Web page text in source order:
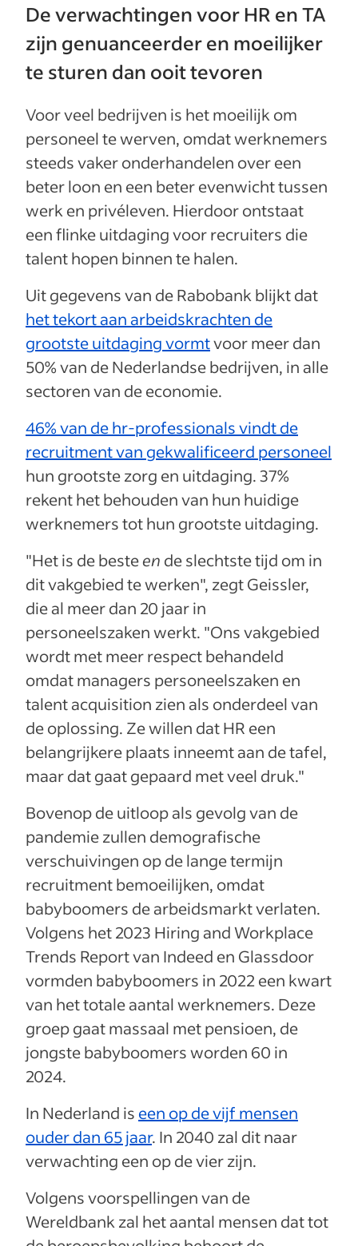
De verwachtingen voor HR en TA
zijn genuanceerder en moeilijker
te sturen dan ooit tevoren
Voor veel bedrijven is het moeilijk om
personeel te werven, omdat werknemers
steeds vaker onderhandelen over een
beter loon en een beter evenwicht tussen
werk en privéleven. Hierdoor ontstaat
een flinke uitdaging voor recruiters die
talent hopen binnen te halen.
Uit gegevens van de Rabobank blijkt dat
het tekort aan arbeidskrachten de
grootste uitdaging vormtvoor meer dan
50% van de Nederlandse bedrijven, in alle
sectoren van de economie.
46% van de hr-professionals vindt de
recruitment van gekwalificeerd personeel
hun grootste zorg en uitdaging. 37%
rekent het behouden van hun huidige
werknemers tot hun grootste uitdaging.
"Het is de besteen de slechtste tijd om in
dit vakgebied te werken", zegt Geissler,
die al meer dan 20 jaar in
personeelszaken werkt. "Ons vakgebied
wordt met meer respect behandeld
omdat managers personeelszaken en
talent acquisition zien als onderdeel van
de oplossing. Ze willen dat HR een
belangrijkere plaats inneemt aan de tafel,
maar dat gaat gepaard met veel druk."
Bovenop de uitloop als gevolg van de
pandemie zullen demografische
verschuivingen op de lange termijn
recruitment bemoeilijken, omdat
babyboomers de arbeidsmarkt verlaten.
Volgens het 2023 Hiring and Workplace
Trends Report van Indeed en Glassdoor
vormden babyboomers in 2022 een kwart
van het totale aantal werknemers. Deze
groep gaat massaal met pensioen, de
jongste babyboomers worden 60 in
2024.
In Nederland is een op de vijf mensen
ouder dan 65 jaar. In 2040 zal dit naar
verwachting een op de vier zijn.
Volgens voorspellingen van de
Wereldbank zal het aantal mensen dat tot